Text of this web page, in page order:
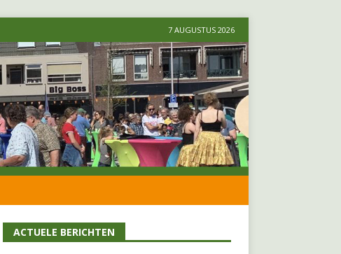
7 AUGUSTUS 2026
ACTUELE BERICHTEN